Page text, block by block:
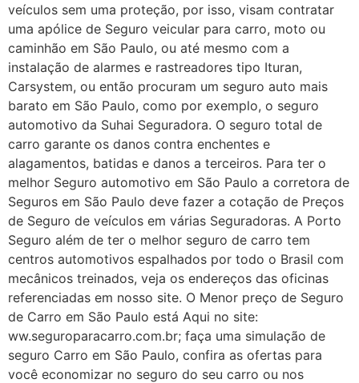
veículos sem uma proteção, por isso, visam contratar
uma apólice de Seguro veicular para carro, moto ou
caminhão em São Paulo, ou até mesmo com a
instalação de alarmes e rastreadores tipo Ituran,
Carsystem, ou então procuram um seguro auto mais
barato em São Paulo, como por exemplo, o seguro
automotivo da Suhai Seguradora. O seguro total de
carro garante os danos contra enchentes e
alagamentos, batidas e danos a terceiros. Para ter o
melhor Seguro automotivo em São Paulo a corretora de
Seguros em São Paulo deve fazer a cotação de Preços
de Seguro de veículos em várias Seguradoras. A Porto
Seguro além de ter o melhor seguro de carro tem
centros automotivos espalhados por todo o Brasil com
mecânicos treinados, veja os endereços das oficinas
referenciadas em nosso site. O Menor preço de Seguro
de Carro em São Paulo está Aqui no site:
ww.seguroparacarro.com.br; faça uma simulação de
seguro Carro em São Paulo, confira as ofertas para
você economizar no seguro do seu carro ou nos